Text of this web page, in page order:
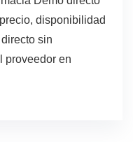
disponibilidad
sin
proveedor en